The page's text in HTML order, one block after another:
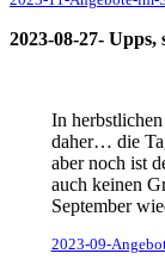
2023-08-27- Upps,
In
daher… die
aber noch ist
auch keinen
September
2023-09-